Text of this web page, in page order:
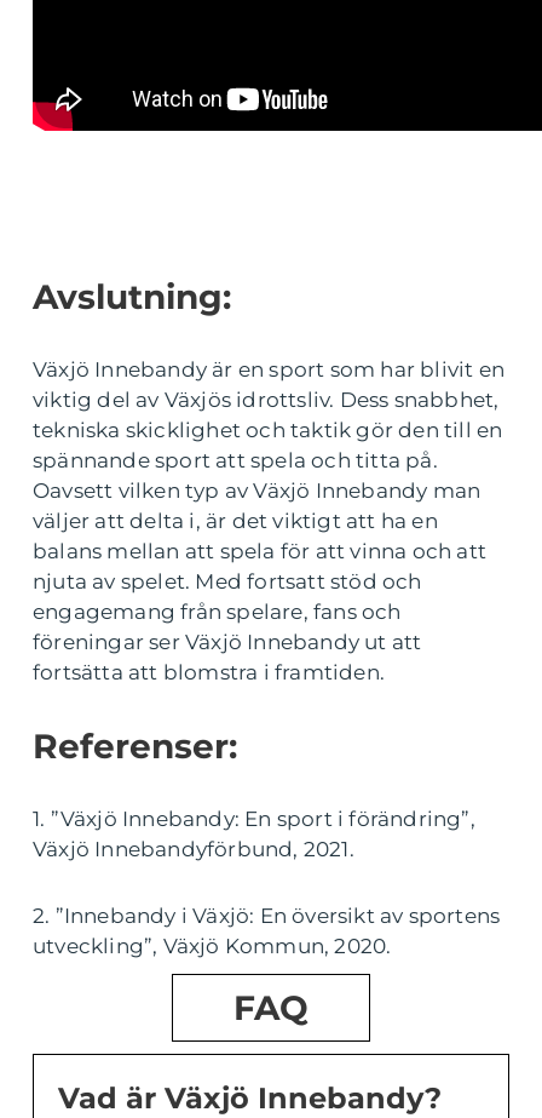
Avslutning:
Växjö Innebandy är en sport som har blivit en
viktig del av Växjös idrottsliv. Dess snabbhet,
tekniska skicklighet och taktik gör den till en
spännande sport att spela och titta på.
Oavsett vilken typ av Växjö Innebandy man
väljer att delta i, är det viktigt att ha en
balans mellan att spela för att vinna och att
njuta av spelet. Med fortsatt stöd och
engagemang från spelare, fans och
föreningar ser Växjö Innebandy ut att
fortsätta att blomstra i framtiden.
Referenser:
1. ”Växjö Innebandy: En sport i förändring”,
Växjö Innebandyförbund, 2021.
2. ”Innebandy i Växjö: En översikt av sportens
utveckling”, Växjö Kommun, 2020.
FAQ
Vad är Växjö Innebandy?